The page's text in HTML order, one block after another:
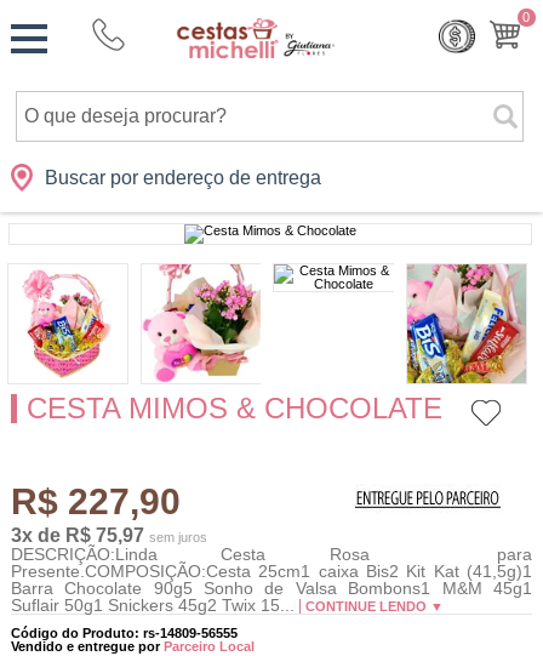
0
Buscar por endereço de entrega
Cidades Presentes Datas Shopping
Monte
sua
Cesta
CESTA MIMOS & CHOCOLATE
R$ 227,90
3x de R$ 75,97 sem juros
DESCRIÇÃO:Linda Cesta Rosa para
Presente.COMPOSIÇÃO:Cesta 25cm1 caixa Bis2 Kit Kat (41,5g)1
Barra Chocolate 90g5 Sonho de Valsa Bombons1 M&M 45g1
Suflair 50g1 Snickers 45g2 Twix 15...
CONTINUE LENDO ▼
Código do Produto: rs-14809-56555
Vendido e entregue porParceiro Local